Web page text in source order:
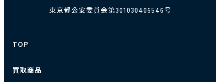
東京都公安委員会第301030406546号
TOP
買取商品